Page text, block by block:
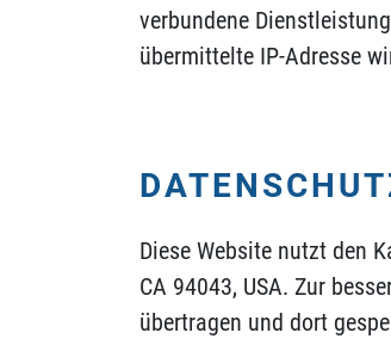
verbundene
übermittelte IP-Adresse
Diese Website nutzt den
CA 94043, USA. Zur
übertragen und dort